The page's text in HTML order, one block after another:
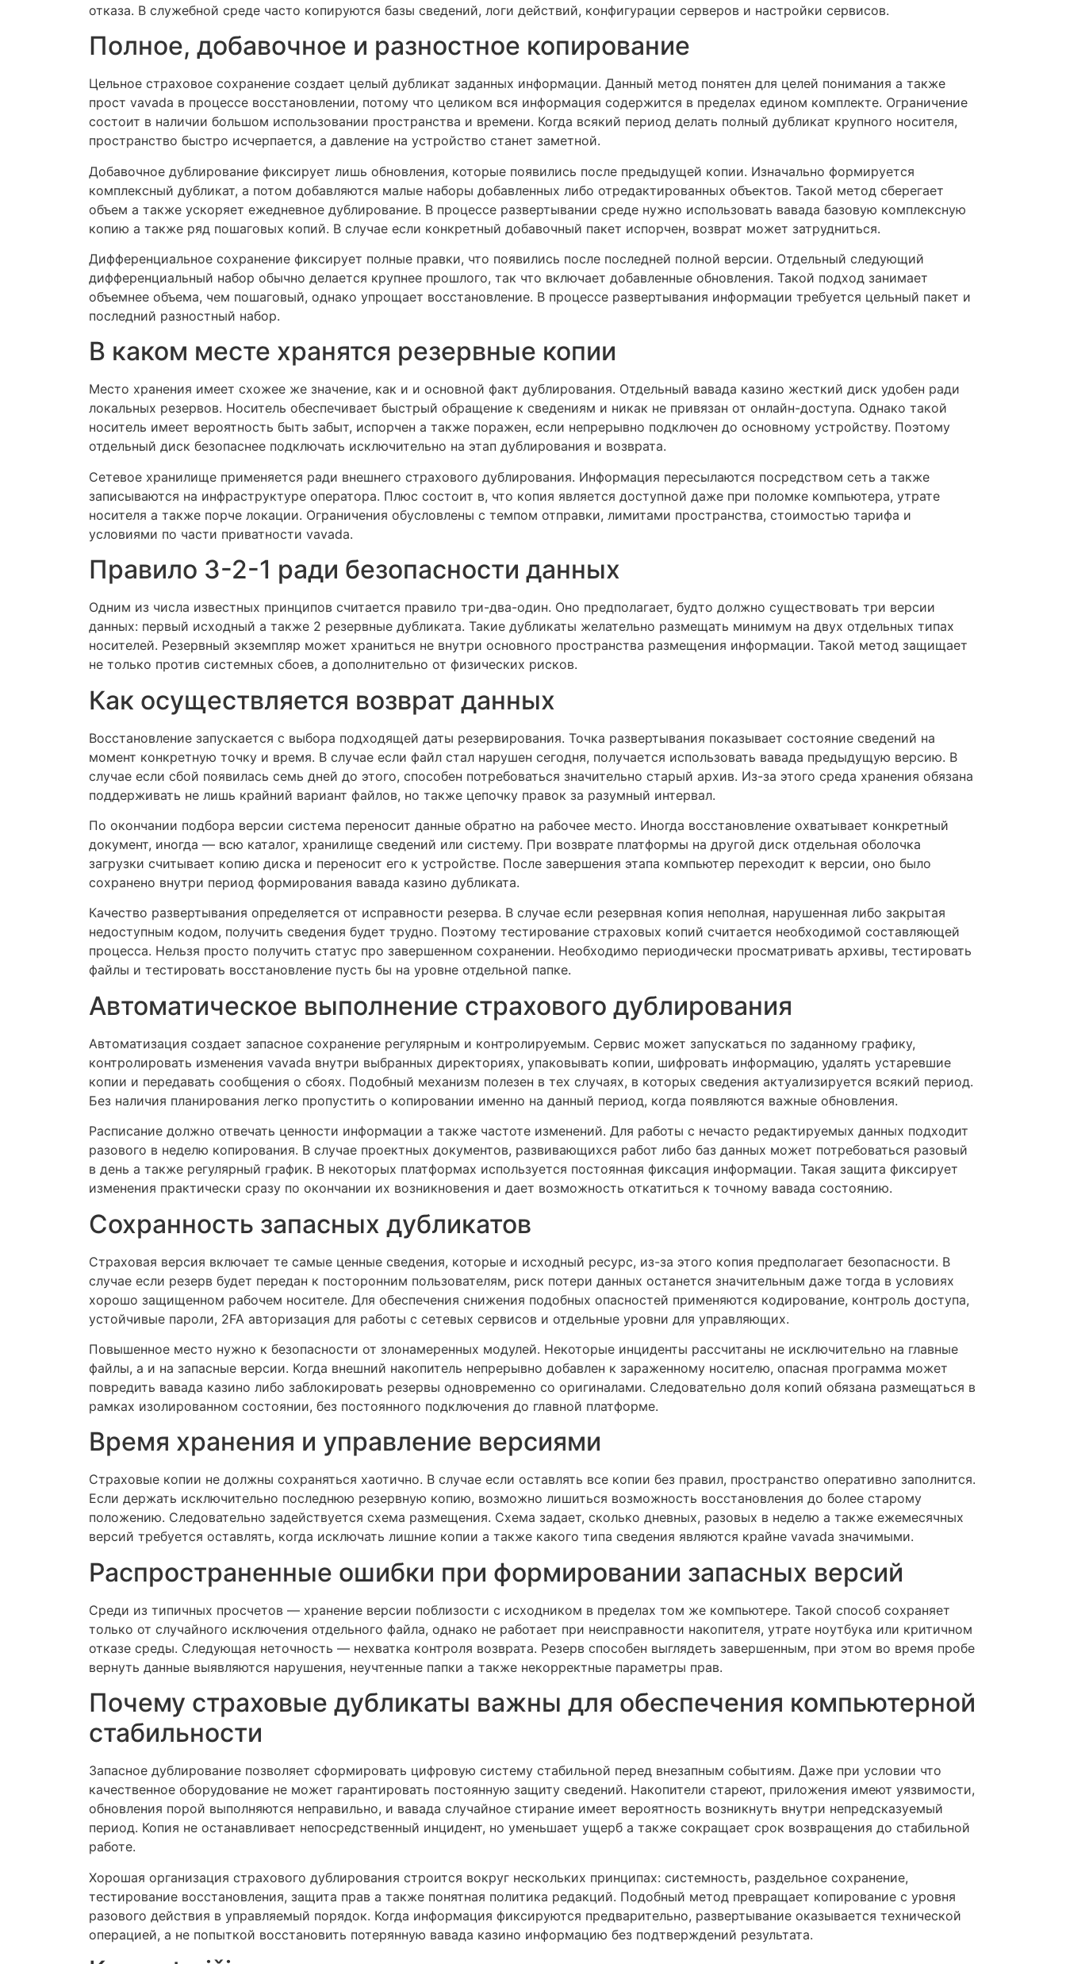
отказа. В служебной среде часто копируются базы сведений, логи действий, конфигурации серверов и настройки сервисов.
Полное, добавочное и разностное копирование
Цельное страховое сохранение создает целый дубликат заданных информации. Данный метод понятен для целей понимания а также
прост vavada в процессе восстановлении, потому что целиком вся информация содержится в пределах едином комплекте. Ограничение
состоит в наличии большом использовании пространства и времени. Когда всякий период делать полный дубликат крупного носителя,
пространство быстро исчерпается, а давление на устройство станет заметной.
Добавочное дублирование фиксирует лишь обновления, которые появились после предыдущей копии. Изначально формируется
комплексный дубликат, а потом добавляются малые наборы добавленных либо отредактированных объектов. Такой метод сберегает
объем а также ускоряет ежедневное дублирование. В процессе развертывании среде нужно использовать вавада базовую комплексную
копию а также ряд пошаговых копий. В случае если конкретный добавочный пакет испорчен, возврат может затрудниться.
Дифференциальное сохранение фиксирует полные правки, что появились после последней полной версии. Отдельный следующий
дифференциальный набор обычно делается крупнее прошлого, так что включает добавленные обновления. Такой подход занимает
объемнее объема, чем пошаговый, однако упрощает восстановление. В процессе развертывания информации требуется цельный пакет и
последний разностный набор.
В каком месте хранятся резервные копии
Место хранения имеет схожее же значение, как и и основной факт дублирования. Отдельный вавада казино жесткий диск удобен ради
локальных резервов. Носитель обеспечивает быстрый обращение к сведениям и никак не привязан от онлайн-доступа. Однако такой
носитель имеет вероятность быть забыт, испорчен а также поражен, если непрерывно подключен до основному устройству. Поэтому
отдельный диск безопаснее подключать исключительно на этап дублирования и возврата.
Сетевое хранилище применяется ради внешнего страхового дублирования. Информация пересылаются посредством сеть а также
записываются на инфраструктуре оператора. Плюс состоит в, что копия является доступной даже при поломке компьютера, утрате
носителя а также порче локации. Ограничения обусловлены с темпом отправки, лимитами пространства, стоимостью тарифа и
условиями по части приватности vavada.
Правило 3-2-1 ради безопасности данных
Одним из числа известных принципов считается правило три-два-один. Оно предполагает, будто должно существовать три версии
данных: первый исходный а также 2 резервные дубликата. Такие дубликаты желательно размещать минимум на двух отдельных типах
носителей. Резервный экземпляр может храниться не внутри основного пространства размещения информации. Такой метод защищает
не только против системных сбоев, а дополнительно от физических рисков.
Как осуществляется возврат данных
Восстановление запускается с выбора подходящей даты резервирования. Точка развертывания показывает состояние сведений на
момент конкретную точку и время. В случае если файл стал нарушен сегодня, получается использовать вавада предыдущую версию. В
случае если сбой появилась семь дней до этого, способен потребоваться значительно старый архив. Из-за этого среда хранения обязана
поддерживать не лишь крайний вариант файлов, но также цепочку правок за разумный интервал.
По окончании подбора версии система переносит данные обратно на рабочее место. Иногда восстановление охватывает конкретный
документ, иногда — всю каталог, хранилище сведений или систему. При возврате платформы на другой диск отдельная оболочка
загрузки считывает копию диска и переносит его к устройстве. После завершения этапа компьютер переходит к версии, оно было
сохранено внутри период формирования вавада казино дубликата.
Качество развертывания определяется от исправности резерва. В случае если резервная копия неполная, нарушенная либо закрытая
недоступным кодом, получить сведения будет трудно. Поэтому тестирование страховых копий считается необходимой составляющей
процесса. Нельзя просто получить статус про завершенном сохранении. Необходимо периодически просматривать архивы, тестировать
файлы и тестировать восстановление пусть бы на уровне отдельной папке.
Автоматическое выполнение страхового дублирования
Автоматизация создает запасное сохранение регулярным и контролируемым. Сервис может запускаться по заданному графику,
контролировать изменения vavada внутри выбранных директориях, упаковывать копии, шифровать информацию, удалять устаревшие
копии и передавать сообщения о сбоях. Подобный механизм полезен в тех случаях, в которых сведения актуализируется всякий период.
Без наличия планирования легко пропустить о копировании именно на данный период, когда появляются важные обновления.
Расписание должно отвечать ценности информации а также частоте изменений. Для работы с нечасто редактируемых данных подходит
разового в неделю копирования. В случае проектных документов, развивающихся работ либо баз данных может потребоваться разовый
в день а также регулярный график. В некоторых платформах используется постоянная фиксация информации. Такая защита фиксирует
изменения практически сразу по окончании их возникновения и дает возможность откатиться к точному вавада состоянию.
Сохранность запасных дубликатов
Страховая версия включает те самые ценные сведения, которые и исходный ресурс, из-за этого копия предполагает безопасности. В
случае если резерв будет передан к посторонним пользователям, риск потери данных останется значительным даже тогда в условиях
хорошо защищенном рабочем носителе. Для обеспечения снижения подобных опасностей применяются кодирование, контроль доступа,
устойчивые пароли, 2FA авторизация для работы с сетевых сервисов и отдельные уровни для управляющих.
Повышенное место нужно к безопасности от злонамеренных модулей. Некоторые инциденты рассчитаны не исключительно на главные
файлы, а и на запасные версии. Когда внешний накопитель непрерывно добавлен к зараженному носителю, опасная программа может
повредить вавада казино либо заблокировать резервы одновременно со оригиналами. Следовательно доля копий обязана размещаться в
рамках изолированном состоянии, без постоянного подключения до главной платформе.
Время хранения и управление версиями
Страховые копии не должны сохраняться хаотично. В случае если оставлять все копии без правил, пространство оперативно заполнится.
Если держать исключительно последнюю резервную копию, возможно лишиться возможность восстановления до более старому
положению. Следовательно задействуется схема размещения. Схема задает, сколько дневных, разовых в неделю а также ежемесячных
версий требуется оставлять, когда исключать лишние копии а также какого типа сведения являются крайне vavada значимыми.
Распространенные ошибки при формировании запасных версий
Среди из типичных просчетов — хранение версии поблизости с исходником в пределах том же компьютере. Такой способ сохраняет
только от случайного исключения отдельного файла, однако не работает при неисправности накопителя, утрате ноутбука или критичном
отказе среды. Следующая неточность — нехватка контроля возврата. Резерв способен выглядеть завершенным, при этом во время пробе
вернуть данные выявляются нарушения, неучтенные папки а также некорректные параметры прав.
Почему страховые дубликаты важны для обеспечения компьютерной
стабильности
Запасное дублирование позволяет сформировать цифровую систему стабильной перед внезапным событиям. Даже при условии что
качественное оборудование не может гарантировать постоянную защиту сведений. Накопители стареют, приложения имеют уязвимости,
обновления порой выполняются неправильно, и вавада случайное стирание имеет вероятность возникнуть внутри непредсказуемый
период. Копия не останавливает непосредственный инцидент, но уменьшает ущерб а также сокращает срок возвращения до стабильной
работе.
Хорошая организация страхового дублирования строится вокруг нескольких принципах: системность, раздельное сохранение,
тестирование восстановления, защита прав а также понятная политика редакций. Подобный метод превращает копирование с уровня
разового действия в управляемый порядок. Когда информация фиксируются предварительно, развертывание оказывается технической
операцией, а не попыткой восстановить потерянную вавада казино информацию без подтверждений результата.